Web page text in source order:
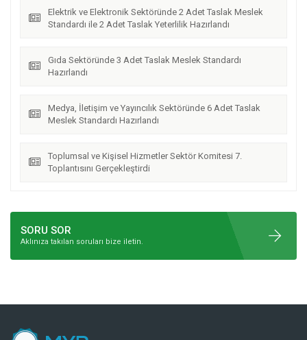
Elektrik ve Elektronik Sektöründe 2 Adet Taslak Meslek
Standardı ile 2 Adet Taslak Yeterlilik Hazırlandı
Gıda Sektöründe 3 Adet Taslak Meslek Standardı
Hazırlandı
Medya, İletişim ve Yayıncılık Sektöründe 6 Adet Taslak
Meslek Standardı Hazırlandı
Toplumsal ve Kişisel Hizmetler Sektör Komitesi 7.
Toplantısını Gerçekleştirdi
SORU SOR
Aklınıza takılan soruları bize iletin.